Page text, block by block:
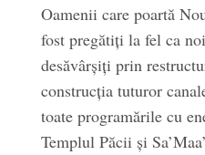
Oamenii care poartă
fost pregătiți la fel ca
desăvârșiți prin
construcția tuturor
toate programările cu
Templul Păcii și